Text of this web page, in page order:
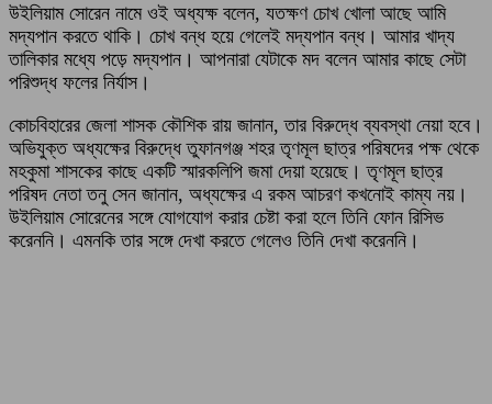
উইলিয়াম সোরেন নামে ওই অধ্যক্ষ বলেন, যতক্ষণ চোখ খোলা আছে আমি
মদ্যপান করতে থাকি। চোখ বন্ধ হয়ে গেলেই মদ্যপান বন্ধ। আমার খাদ্য
তালিকার মধ্যে পড়ে মদ্যপান। আপনারা যেটাকে মদ বলেন আমার কাছে সেটা
পরিশুদ্ধ ফলের নির্যাস।
কোচবিহারের জেলা শাসক কৌশিক রায় জানান, তার বিরুদ্ধে ব্যবস্থা নেয়া হবে।
অভিযুক্ত অধ্যক্ষের বিরুদ্ধে তুফানগঞ্জ শহর তৃণমূল ছাত্র পরিষদের পক্ষ থেকে
মহকুমা শাসকের কাছে একটি স্মারকলিপি জমা দেয়া হয়েছে। তৃণমূল ছাত্র
পরিষদ নেতা তনু সেন জানান, অধ্যক্ষের এ রকম আচরণ কখনোই কাম্য নয়।
উইলিয়াম সোরেনের সঙ্গে যোগযোগ করার চেষ্টা করা হলে তিনি ফোন রিসিভ
করেননি। এমনকি তার সঙ্গে দেখা করতে গেলেও তিনি দেখা করেননি।